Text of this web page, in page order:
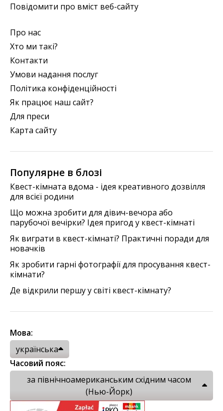
Повідомити про вміст веб-сайту
Про нас
Хто ми такі?
Контакти
Умови надання послуг
Політика конфіденційності
Як працює наш сайт?
Для преси
Карта сайту
Популярне в блозі
Квест-кімната вдома - ідея креативного дозвілля
для всієї родини
Що можна зробити для дівич-вечора або
парубочої вечірки? Ідея пригод у квест-кімнаті
Як виграти в квест-кімнаті? Практичні поради для
новачків
Як зробити гарні фотографії для просування квест-
кімнати?
Де відкрили першу у світі квест-кімнату?
Мова:
українська
Часовий пояс:
за північноамериканським східним часом
(Нью-Йорк)